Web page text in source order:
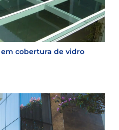
cobertura de vidro